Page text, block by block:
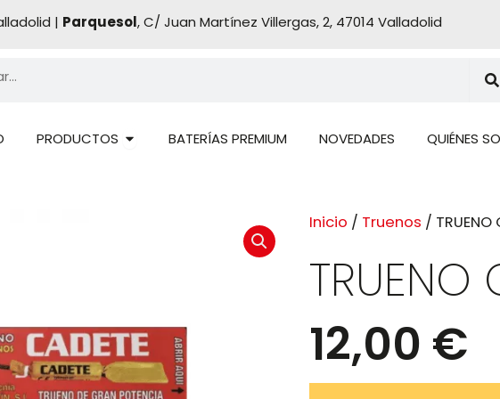
| Parquesol, C/ Juan Martínez Villergas, 2, 47014 Valladolid
PRODUCTOS Abrir PRODUCTOS
BATERÍAS PREMIUM NOVEDADES QUIÉNES
Inicio / Truenos / TRUENO
TRUENO
12,00 €